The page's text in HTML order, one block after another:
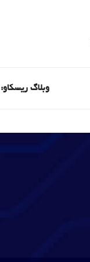
وبلاگ ریسکاو: